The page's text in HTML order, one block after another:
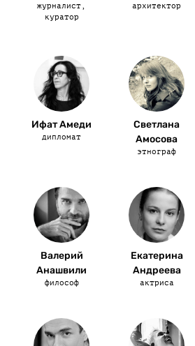
журналист,
куратор
архитектор
Ифат Амеди
дипломат
Светлана
Амосова
этнограф
Валерий
Анашвили
философ
Екатерина
Андреева
актриса